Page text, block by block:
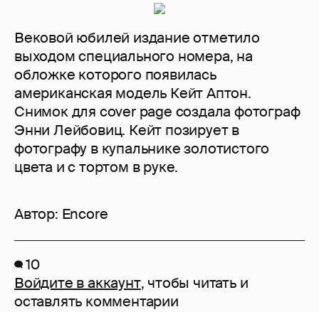
Вековой юбилей издание отметило
выходом специального номера, на
обложке которого появилась
американская модель Кейт Аптон.
Снимок для cover page создала фотограф
Энни Лейбовиц. Кейт позирует в
фотографу в купальнике золотистого
цвета и с тортом в руке.
Автор: Encore
10
Войдите в аккаунт, чтобы читать и
оставлять комментарии